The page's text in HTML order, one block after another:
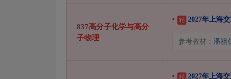
837高分子化学与高分
子物理
精 2027年上海
参考教材： 潘祖
精 2027年上海